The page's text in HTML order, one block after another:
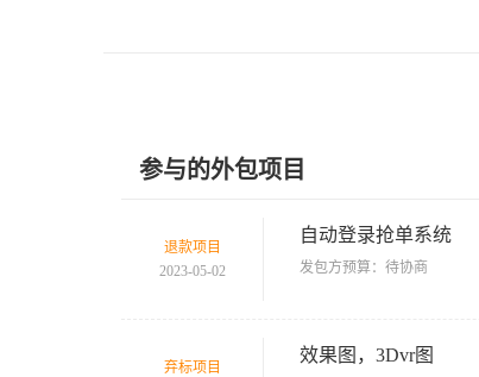
参与的外包项目
退款项目
2023-05-02
自动登录抢单系统
发包方预算：待协商
弃标项目
效果图，3Dvr图